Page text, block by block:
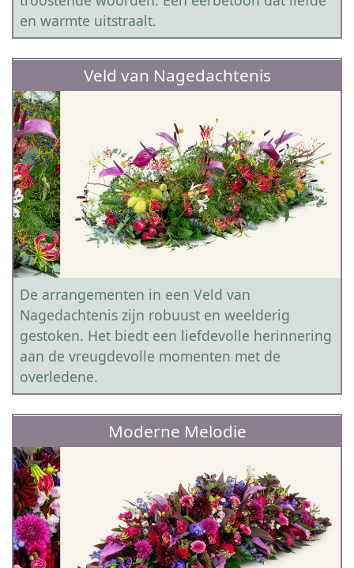
en warmte uitstraalt.
Veld van Nagedachtenis
De arrangementen in een Veld van
Nagedachtenis zijn robuust en weelderig
gestoken. Het biedt een liefdevolle herinnering
aan de vreugdevolle momenten met de
overledene.
Moderne Melodie